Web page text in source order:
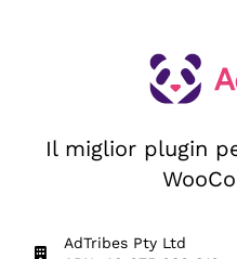
Il miglior plugin
AdTribes Pty Ltd